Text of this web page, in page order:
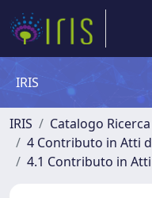
IRIS
IRIS
Catalogo Ricerca
4 Contributo in Atti
4.1 Contributo in